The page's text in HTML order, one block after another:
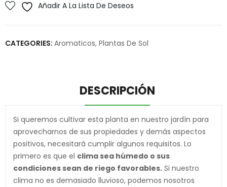
Añadir A La Lista De Deseos
CATEGORIES: Aromaticos, Plantas De Sol
DESCRIPCIÓN
Si queremos cultivar esta planta en nuestro jardín para
aprovecharnos de sus propiedades y demás aspectos
positivos, necesitará cumplir algunos requisitos. Lo
primero es que el clima sea húmedo o sus
condiciones sean de riego favorables. Si nuestro
clima no es demasiado lluvioso, podemos nosotros